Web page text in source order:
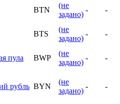
BTN
(не
задано)
- -
BTS
(не
задано)
- -
пула BWP
(не
задано)
- -
рубль BYN
(не
задано)
- -